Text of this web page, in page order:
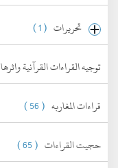
تحريرات ( 1 )
توجيه القراءات القرآنية واثرها
قراءات المغاربه ( 56 )
حجيت القراءات ( 65 )